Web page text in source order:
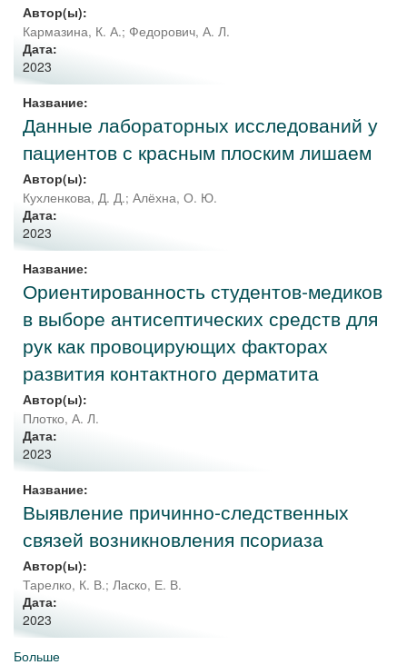
Автор(ы):
Кармазина, К. А.; Федорович, А. Л.
Дата:
2023
Название:
Данные лабораторных исследований у
пациентов с красным плоским лишаем
Автор(ы):
Кухленкова, Д. Д.; Алёхна, О. Ю.
Дата:
2023
Название:
Ориентированность студентов-медиков
в выборе антисептических средств для
рук как провоцирующих факторах
развития контактного дерматита
Автор(ы):
Плотко, А. Л.
Дата:
2023
Название:
Выявление причинно-следственных
связей возникновления псориаза
Автор(ы):
Тарелко, К. В.; Ласко, Е. В.
Дата:
2023
Больше